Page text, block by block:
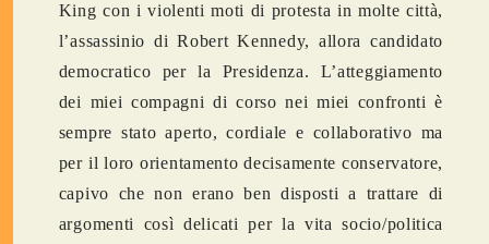
King con i violenti moti di protesta in molte città,
l’assassinio di Robert Kennedy, allora candidato
democratico per la Presidenza. L’atteggiamento
dei miei compagni di corso nei miei confronti è
sempre stato aperto, cordiale e collaborativo ma
per il loro orientamento decisamente conservatore,
capivo che non erano ben disposti a trattare di
argomenti così delicati per la vita socio/politica